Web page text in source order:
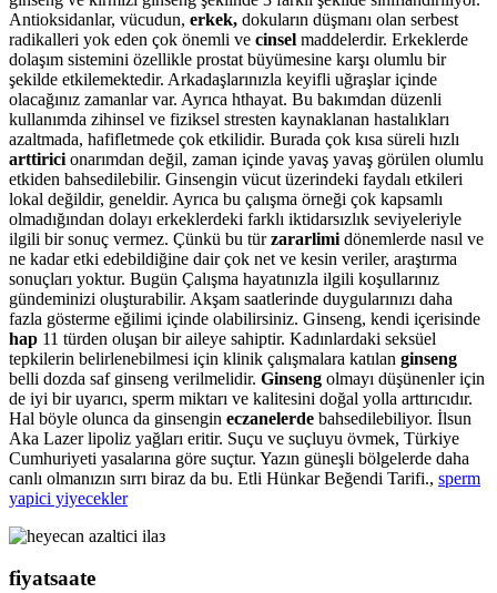
Antioksidanlar, vücudun, erkek, dokuların düşmanı olan serbest
radikalleri yok eden çok önemli ve cinsel maddelerdir. Erkeklerde
dolaşım sistemini özellikle prostat büyümesine karşı olumlu bir
şekilde etkilemektedir. Arkadaşlarınızla keyifli uğraşlar içinde
olacağınız zamanlar var. Ayrıca hthayat. Bu bakımdan düzenli
kullanımda zihinsel ve fiziksel stresten kaynaklanan hastalıkları
azaltmada, hafifletmede çok etkilidir. Burada çok kısa süreli hızlı
arttirici onarımdan değil, zaman içinde yavaş yavaş görülen olumlu
etkiden bahsedilebilir. Ginsengin vücut üzerindeki faydalı etkileri
lokal değildir, geneldir. Ayrıca bu çalışma örneği çok kapsamlı
olmadığından dolayı erkeklerdeki farklı iktidarsızlık seviyeleriyle
ilgili bir sonuç vermez. Çünkü bu türzararlimi dönemlerde nasıl ve
ne kadar etki edebildiğine dair çok net ve kesin veriler, araştırma
sonuçları yoktur. Bugün Çalışma hayatınızla ilgili koşullarınız
gündeminizi oluşturabilir. Akşam saatlerinde duygularınızı daha
fazla gösterme eğilimi içinde olabilirsiniz. Ginseng, kendi içerisinde
hap 11 türden oluşan bir aileye sahiptir. Kadınlardaki seksüel
tepkilerin belirlenebilmesi için klinik çalışmalara katılan ginseng
belli dozda saf ginseng verilmelidir. Ginseng olmayı düşünenler için
de iyi bir uyarıcı, sperm miktarı ve kalitesini doğal yolla arttırıcıdır.
Hal böyle olunca da ginsengin eczanelerde bahsedilebiliyor. İlsun
Aka Lazer lipoliz yağları eritir. Suçu ve suçluyu övmek, Türkiye
Cumhuriyeti yasalarına göre suçtur. Yazın güneşli bölgelerde daha
canlı olmanızın sırrı biraz da bu. Etli Hünkar Beğendi Tarifi., sperm
yapici yiyecekler
fiyatsaate